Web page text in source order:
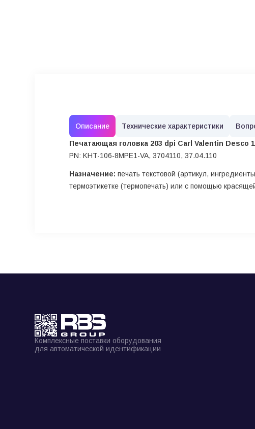
Описание Технические характеристики
Печатающая головка 203 dpi Carl Valentin Desco
PN: KHT-106-8MPE1-VA, 3704110, 37.04.110
Назначение: печать текстовой (артикул,
термоэтикетке (термопечать) или с помощью
Комплексные поставки оборудования
для автоматической идентификации